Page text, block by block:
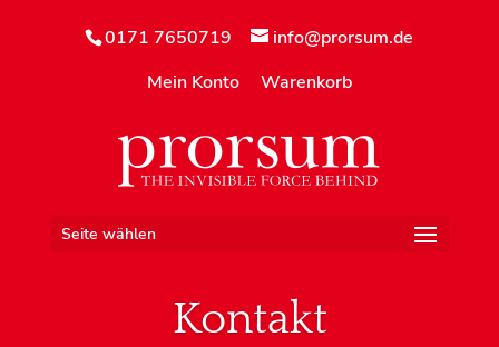
0171 7650719
info@prorsum.de
Mein Konto
Warenkorb
Seite wählen
Kontakt